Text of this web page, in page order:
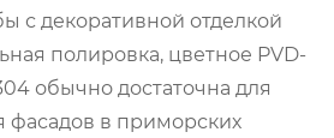
с декоративной отделкой
полировка, цветное PVD-
обычно достаточна для
фасадов в приморских